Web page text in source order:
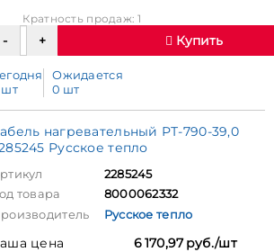
Кратность продаж: 1
Купить
шт
Ожидается
0 шт
нагревательный РТ-790-39,0
Русское тепло
2285245
товара
8000062332
Русское тепло
цена
6 170,97 руб./шт